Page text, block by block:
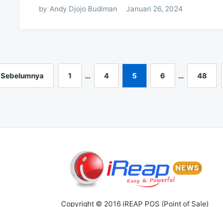
by Andy Djojo Budiman Januari 26, 2024
Sebelumnya 1 … 4 5 6 … 48
Copyright © 2016 iREAP POS (Point of Sale)